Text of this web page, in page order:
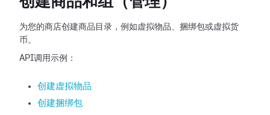
为您的商店创建商品目录，例如虚拟物品、捆绑包或虚拟货
币。
API调用示例：
创建虚拟物品
创建捆绑包